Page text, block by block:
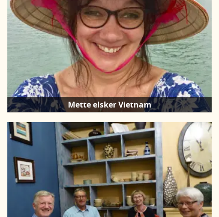
Mette elsker Vietnam